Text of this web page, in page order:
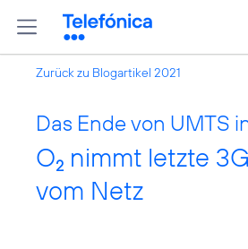
Zurück zu Blogartikel 2021
Das Ende von UMTS
O2 nimmt letzte
vom Netz